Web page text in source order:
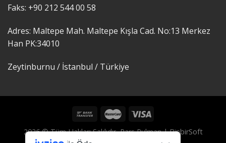
Faks: +90 212 544 00 58
Adres: Maltepe Mah. Maltepe Kışla Cad. No:13 Merkez
Han PK:34010
Zeytinburnu / İstanbul / Türkiye
2026 © Tüm Hakları Saklıdır, Pars Rulman |BinbirSoft